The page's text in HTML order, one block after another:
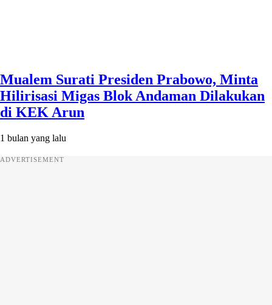
Mualem Surati Presiden Prabowo, Minta
Hilirisasi Migas Blok Andaman Dilakukan
di KEK Arun
1 bulan yang lalu
ADVERTISEMENT